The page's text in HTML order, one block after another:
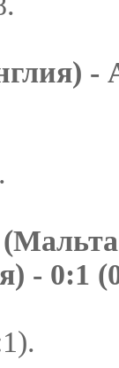
- 0:1